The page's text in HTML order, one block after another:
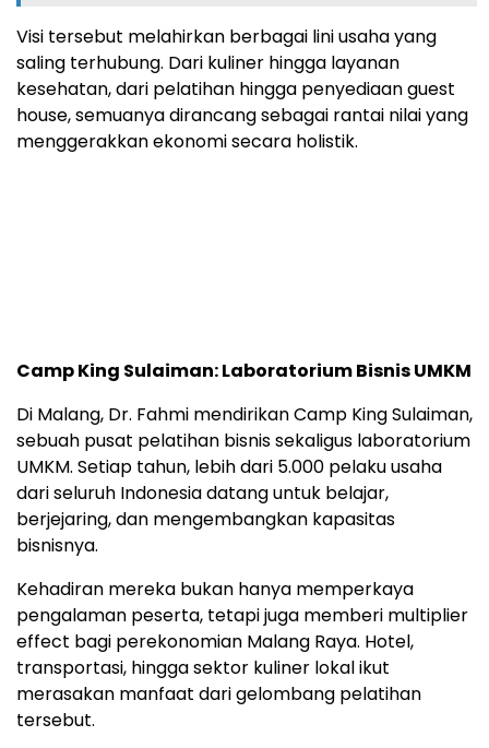
Visi tersebut melahirkan berbagai lini usaha yang
saling terhubung. Dari kuliner hingga layanan
kesehatan, dari pelatihan hingga penyediaan guest
house, semuanya dirancang sebagai rantai nilai yang
menggerakkan ekonomi secara holistik.
Camp King Sulaiman: Laboratorium Bisnis UMKM
Di Malang, Dr. Fahmi mendirikan Camp King Sulaiman,
sebuah pusat pelatihan bisnis sekaligus laboratorium
UMKM. Setiap tahun, lebih dari 5.000 pelaku usaha
dari seluruh Indonesia datang untuk belajar,
berjejaring, dan mengembangkan kapasitas
bisnisnya.
Kehadiran mereka bukan hanya memperkaya
pengalaman peserta, tetapi juga memberi multiplier
effect bagi perekonomian Malang Raya. Hotel,
transportasi, hingga sektor kuliner lokal ikut
merasakan manfaat dari gelombang pelatihan
tersebut.